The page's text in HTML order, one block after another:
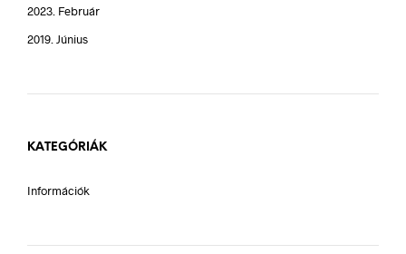
2023. Február
2019. Június
KATEGÓRIÁK
Információk